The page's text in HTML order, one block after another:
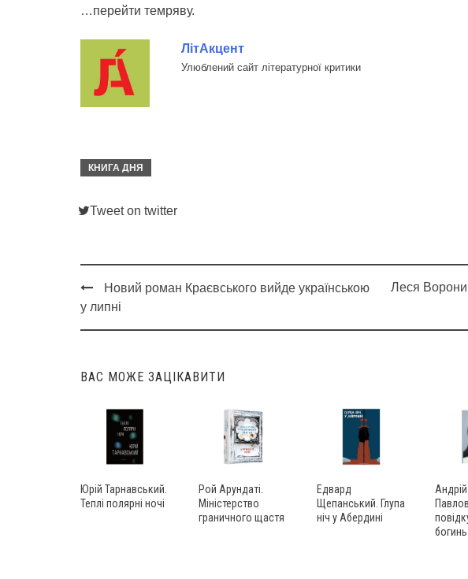
…перейти темряву.
ЛітАкцент
Улюблений сайт літературної критики
КНИГА ДНЯ
Tweet on twitter
Post
navigation
Новий роман Краєвського вийде українською
у липні
Леся
ВАС МОЖЕ ЗАЦІКАВИТИ
Юрій Тарнавський.
Теплі полярні ночі
Рой Арундаті.
Міністерство
граничного щастя
Едвард
Щепанський. Глупа
ніч у Абердині
Андрій
богинь